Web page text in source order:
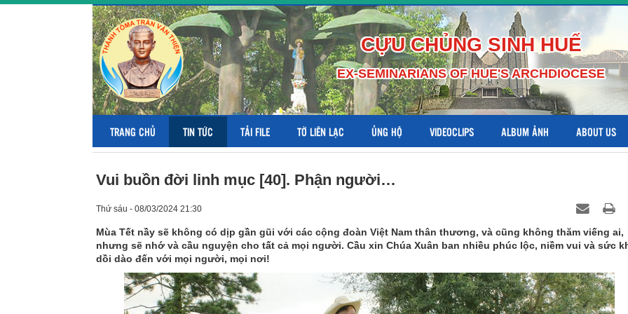
CỰU CHỦNG SINH HUẾ
EX-SEMINARIANS OF HUE'S ARCHDIOCESE
TRANG CHỦ TIN TỨC TẢI FILE TỜ LIÊN LẠC ỦNG HỘ VIDEOCLIPS ALBUM ẢNH ABOUT US
Vui buồn đời linh mục [40]. Phận người…
Thứ sáu - 08/03/2024 21:30
Mùa Tết nầy sẽ không có dịp gần gũi với các cộng đoàn Việt Nam thân thương, và cũng không thăm viếng ai,
nhưng sẽ nhớ và cầu nguyện cho tất cả mọi người. Cầu xin Chúa Xuân ban nhiều phúc lộc, niềm vui và sức
dồi dào đến với mọi người, mọi nơi!